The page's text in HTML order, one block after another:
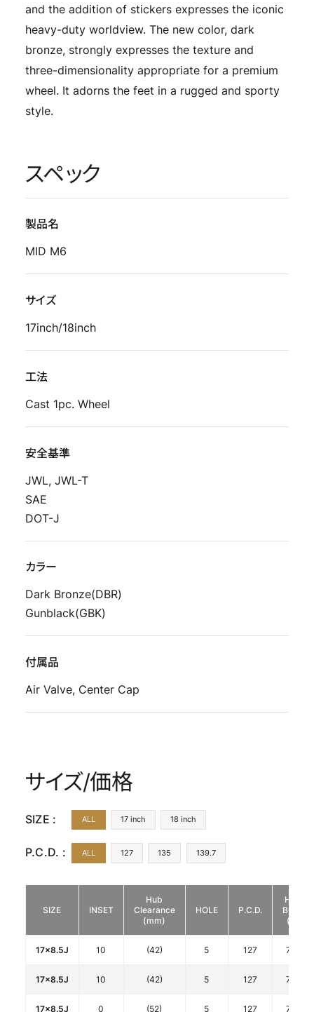
and the addition of stickers expresses the iconic
heavy-duty worldview. The new color, dark
bronze, strongly expresses the texture and
three-dimensionality appropriate for a premium
wheel. It adorns the feet in a rugged and sporty
style.
スペック
製品名
MID M6
サイズ
17inch/18inch
工法
Cast 1pc. Wheel
安全基準
JWL, JWL-T
SAE
DOT-J
カラー
Dark Bronze(DBR)
Gunblack(GBK)
付属品
Air Valve, Center Cap
サイズ/価格
SIZE : ALL 17 inch 18 inch
P.C.D. : ALL 127 135 139.7
SIZE INSET
Hub
Clearance
(mm)
HOLE P.C.D.
HUB
BORE
(φ)
17x8.5J 10 (42) 5 127 71.7
17x8.5J 10 (42) 5 127 71.7
17x8.5J 0 (52) 5 127 71.7